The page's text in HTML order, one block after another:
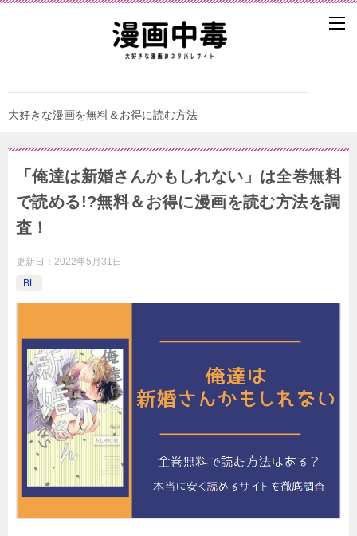
大好きな漫画を無料＆お得に読む方法
「俺達は新婚さんかもしれない」は全巻無料
で読める!?無料＆お得に漫画を読む⽅法を調
査！
更新日： 2022年5月31日
BL